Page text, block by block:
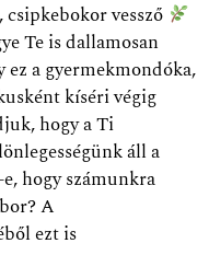
vessző
Te is dallamosan
ez a gyermekmondóka,
kíséri végig
hogy a Ti
áll a
hogy számunkra
A
ezt is